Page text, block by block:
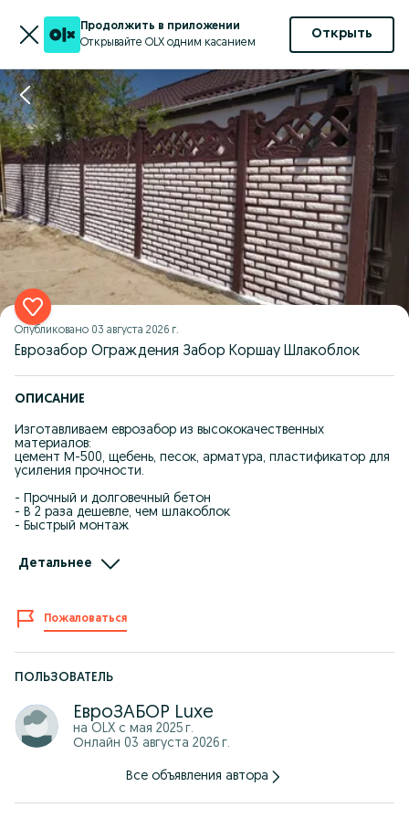
Продолжить в приложении
Открывайте OLX одним касанием
Открыть
Опубликовано 03 августа 2026 г.
Еврозабор Ограждения Забор Коршау Шлакоблок
ОПИСАНИЕ
Изготавливаем еврозабор из высококачественных
материалов:
цемент М-500, щебень, песок, арматура, пластификатор для
усиления прочности.
- Прочный и долговечный бетон
- В 2 раза дешевле, чем шлакоблок
- Быстрый монтаж
Работаем по договору.
Жоғары сапалы материалдан жасалған еврозаборға
тапсырыс қабылдаймыз.
пластификатор бетонның беріктігін арттырады.
- Шлакоблоктан 2 есе арзан
- Бетон сапасына 7 жыл кепілдік
Келісім-шарт бойынша жұмыс жасаймыз.
Детальнее
Пожаловаться
ПОЛЬЗОВАТЕЛЬ
ЕвроЗАБОР Luxe
на OLX с мая 2025 г.
Онлайн 03 августа 2026 г.
Все объявления автора